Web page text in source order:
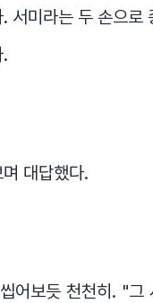
서미라는 두 손으로
대답했다.
어보듯 천천히. "그